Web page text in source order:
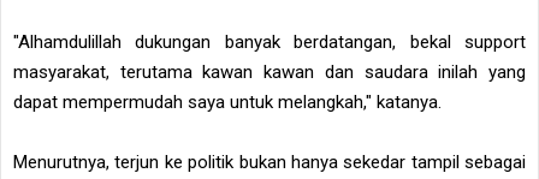
"Alhamdulillah dukungan banyak berdatangan, bekal support
masyarakat, terutama kawan kawan dan saudara inilah yang
dapat mempermudah saya untuk melangkah," katanya.
Menurutnya, terjun ke politik bukan hanya sekedar tampil sebagai